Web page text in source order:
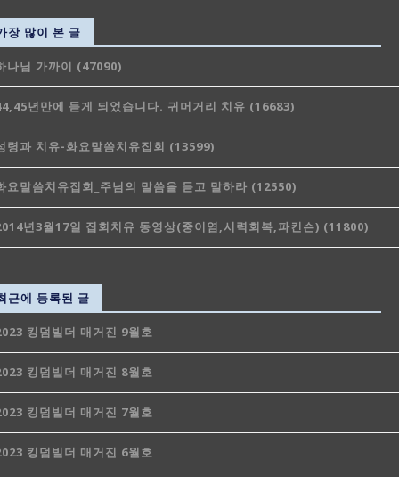
장 많이 본 글
나님 가까이 (47090)
년만에 듣게 되었습니다. 귀머거리 치유 (16683)
령과 치유-화요말씀치유집회 (13599)
요말씀치유집회_주님의 말씀을 듣고 말하라 (12550)
년3월17일 집회치유 동영상(중이염,시력회복,파킨슨) (11800)
근에 등록된 글
킹덤빌더 매거진 9월호
킹덤빌더 매거진 8월호
킹덤빌더 매거진 7월호
킹덤빌더 매거진 6월호